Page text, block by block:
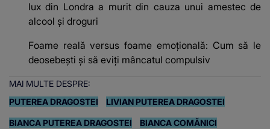
lux din Londra a murit din cauza unui amestec de
alcool și droguri
Foame reală versus foame emoțională: Cum să le
deosebești și să eviți mâncatul compulsiv
MAI MULTE DESPRE:
PUTEREA DRAGOSTEI
LIVIAN PUTEREA DRAGOSTEI
BIANCA PUTEREA DRAGOSTEI BIANCA COMĂNICI